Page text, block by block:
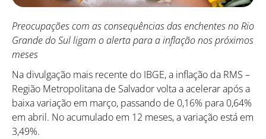
Preocupações com as consequências das enchentes no Rio
Grande do Sul ligam o alerta para a inflação nos próximos
meses
Na divulgação mais recente do IBGE, a inflação da RMS –
Região Metropolitana de Salvador volta a acelerar após a
baixa variação em março, passando de 0,16% para 0,64%
em abril. No acumulado em 12 meses, a variação está em
3,49%.